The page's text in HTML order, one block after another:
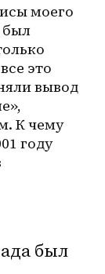
моего
был
это
вывод
К чему
году
был